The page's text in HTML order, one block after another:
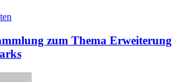
zum Thema Erweiterung